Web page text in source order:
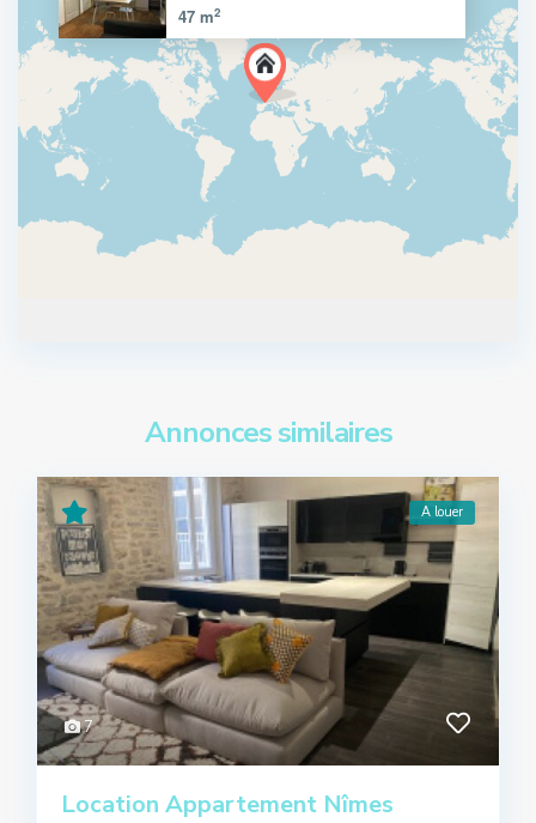
47 m2
Annonces similaires
7
A louer
Location Appartement Nîmes